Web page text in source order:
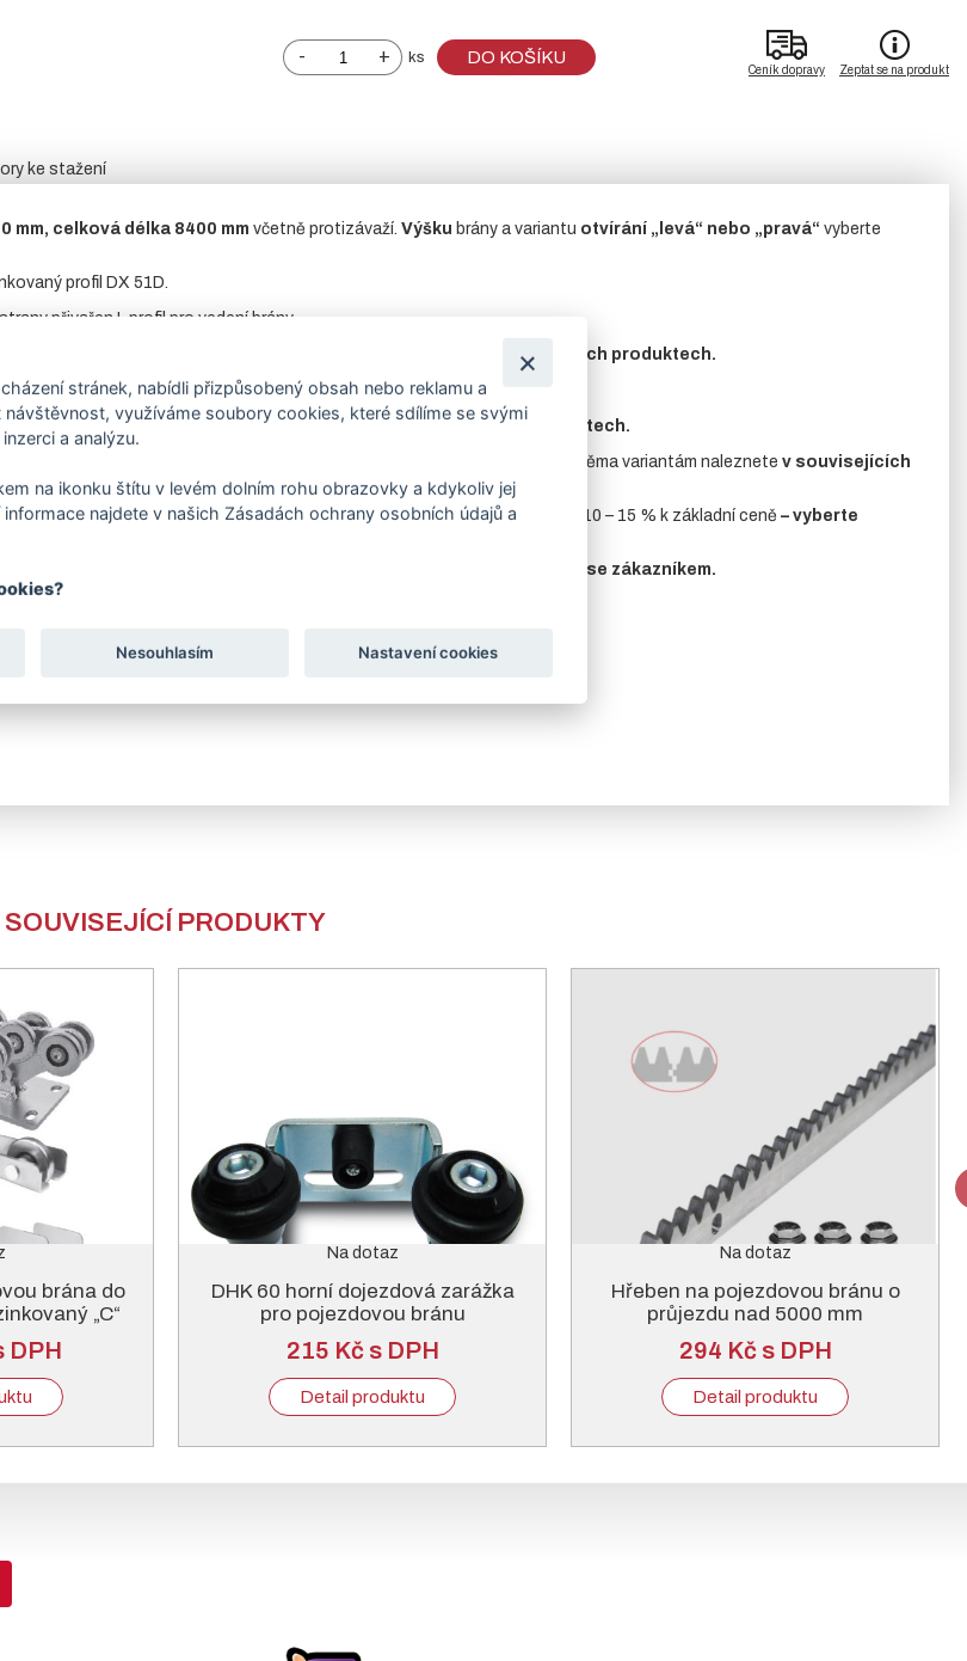
- + ks DO KOŠÍKU
Ceník dopravy Zeptat se na produkt
ke stažení
mm, celková délka 8400 mm včetně protizávaží. Výšku brány a variantu otvírání „levá“ nebo „pravá“ vyberte
profil DX 51D.
přivařen L profil pro vedení brány.
100/3 mm
v souvisejících produktech.
20 mm.
bránu není součástí ceny brány, naleznete
v souvisejících produktech.
k oběma variantám naleznete v souvisejících
vedené brány možnost zamykání visacím zámkem.
– jedlová zeleň,RAL 7016 – antracitová šedá nebojiná RALza příplatek 10 – 15 % k základní ceně – vyberte
Technické detaily pro výrobu brány jsou vždy předem konzultovány se zákazníkem.
SOUVISEJÍCÍ PRODUKTY
brána do
„C“
DPH
Na dotaz
DHK 60 horní dojezdová zarážka
pro pojezdovou bránu
215 Kč s DPH
Detail produktu
Na dotaz
Hřeben na pojezdovou bránu o
průjezdu nad 5000 mm
294 Kč s DPH
Detail produktu
stránek, nabídli přizpůsobený obsah nebo reklamu a
návštěvnost, využíváme soubory cookies, které sdílíme se svými
a analýzu.
na ikonku štítu v levém dolním rohu obrazovky a kdykoliv jej
najdete v našich Zásadách ochrany osobních údajů a
Nesouhlasím Nastavení cookies